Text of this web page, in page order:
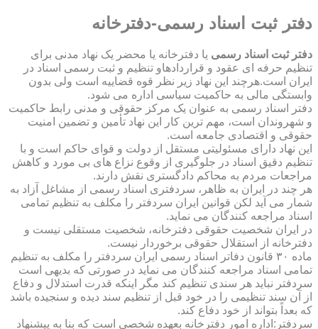
دفتر ثبت اسناد رسمی-دفترخانه
دفتر ثبت اسناد رسمی یا دفترخانه یا محضر یک نهاد مدنی برای
تنظیم حرفه ای عقود و قراردادهاو تنظیم و ثبت رسمی اسناد در
ایران است.هرچند این نهاد زیر نظر قوه قضاییه است ولی بدون
وابستگی مالی به حاکمیت سیاسی اداره می شود.
دفتر اسناد رسمی به عنوان یک مرکز حقوقی و مدنی رابط حاکمیت
و شهروندان است، مهم ترین کار این نهاد تأمین و تضمین امنیت
حقوقی و اقتصادی جامعه است.
این نهاد دارای مسئولیتی مستقل از دولت و قوای حاکم است و با
تنظیم دقیق اسناد در جلوگیری از وقوع نزاع های بی مورد و کاهش
مراجعات مردم به محاکم دادگستری نقش دارند.
هر چند در ایران به ظاهر، سردفتری اسناد رسمی از مشاغل آزاد به
شمار می آید لکن قوانین ایران سردفتر را مکلف به تنظیم تمامی
اسناد مراجعه کنندگان می نماید.
در ایران شخصیت حقوقی دفترخانه، شخصیت مستقلی نیست و
دفترخانه از استقلال حقوقی برخوردار نیست.
ماده ۳۰ قانون دفاتر اسناد رسمی ایران سردفتر را مکلف به تنظیم
تمامی اسناد مراجعه کنندگان می نماید در صورتی که بدیهی است
سردفتر نباید هر سندی تنظیم کند مگر اینکه قدرت استدلال و دفاع
از آن سند تنظیمی را در خود قبل از تنظیم سند دیده و سنجیده باشد
که بعداً بتواند از خود دفاع کند.
سردفتر:اداره امور دفترخانه بعهده شخصی است که بنا به پیشنهاد